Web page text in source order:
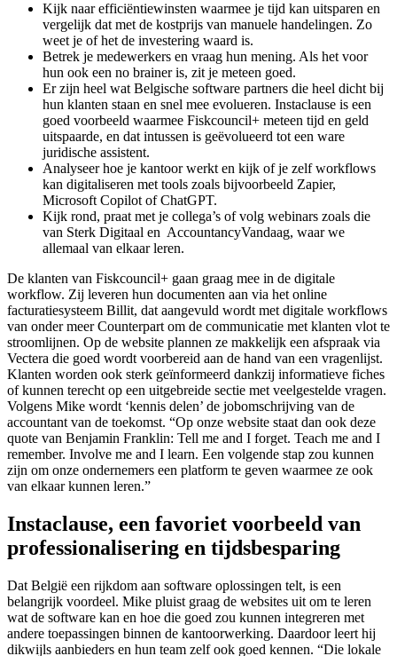
Kijk naar efficiëntiewinsten waarmee je tijd kan uitsparen en
vergelijk dat met de kostprijs van manuele handelingen. Zo
weet je of het de investering waard is.
Betrek je medewerkers en vraag hun mening. Als het voor
hun ook een no brainer is, zit je meteen goed.
Er zijn heel wat Belgische software partners die heel dicht bij
hun klanten staan en snel mee evolueren. Instaclause is een
goed voorbeeld waarmee Fiskcouncil+ meteen tijd en geld
uitspaarde, en dat intussen is geëvolueerd tot een ware
juridische assistent.
Analyseer hoe je kantoor werkt en kijk of je zelf workflows
kan digitaliseren met tools zoals bijvoorbeeld Zapier,
Microsoft Copilot of ChatGPT.
Kijk rond, praat met je collega’s of volg webinars zoals die
van Sterk Digitaal en AccountancyVandaag, waar we
allemaal van elkaar leren.
De klanten van Fiskcouncil+ gaan graag mee in de digitale
workflow. Zij leveren hun documenten aan via het online
facturatiesysteem Billit, dat aangevuld wordt met digitale workflows
van onder meer Counterpart om de communicatie met klanten vlot te
stroomlijnen. Op de website plannen ze makkelijk een afspraak via
Vectera die goed wordt voorbereid aan de hand van een vragenlijst.
Klanten worden ook sterk geïnformeerd dankzij informatieve fiches
of kunnen terecht op een uitgebreide sectie met veelgestelde vragen.
Volgens Mike wordt ‘kennis delen’ de jobomschrijving van de
accountant van de toekomst. “Op onze website staat dan ook deze
quote van Benjamin Franklin: Tell me and I forget. Teach me and I
remember. Involve me and I learn. Een volgende stap zou kunnen
zijn om onze ondernemers een platform te geven waarmee ze ook
van elkaar kunnen leren.”
Instaclause, een favoriet voorbeeld van
professionalisering en tijdsbesparing
Dat België een rijkdom aan software oplossingen telt, is een
belangrijk voordeel. Mike pluist graag de websites uit om te leren
wat de software kan en hoe die goed zou kunnen integreren met
andere toepassingen binnen de kantoorwerking. Daardoor leert hij
dikwijls aanbieders en hun team zelf ook goed kennen. “Die lokale